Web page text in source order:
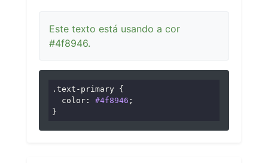
Este texto está usando a cor
#4f8946.
.text-primary {
color : #4f8946 ;
}